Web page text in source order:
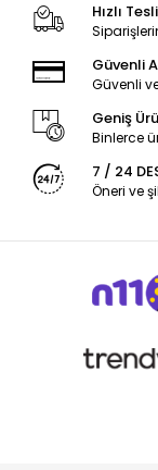
Hızlı
Güvenli
Güvenli
Geniş
Binlerce
7 / 24
Öneri ve